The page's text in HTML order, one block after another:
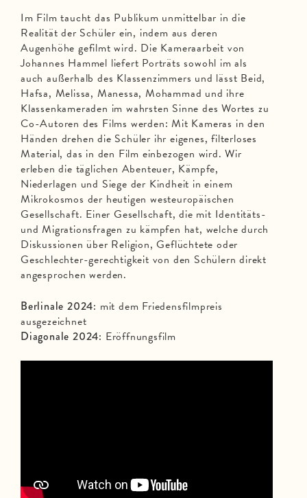
Im Film taucht das Publikum unmittelbar in die
Realität der Schüler ein, indem aus deren
Augenhöhe gefilmt wird. Die Kameraarbeit von
Johannes Hammel liefert Porträts sowohl im als
auch außerhalb des Klassenzimmers und lässt Beid,
Hafsa, Melissa, Manessa, Mohammad und ihre
Klassenkameraden im wahrsten Sinne des Wortes zu
Co-Autoren des Films werden: Mit Kameras in den
Händen drehen die Schüler ihr eigenes, filterloses
Material, das in den Film einbezogen wird. Wir
erleben die täglichen Abenteuer, Kämpfe,
Niederlagen und Siege der Kindheit in einem
Mikrokosmos der heutigen westeuropäischen
Gesellschaft. Einer Gesellschaft, die mit Identitäts-
und Migrationsfragen zu kämpfen hat, welche durch
Diskussionen über Religion, Geflüchtete oder
Geschlechter-gerechtigkeit von den Schülern direkt
angesprochen werden.
Berlinale 2024: mit dem Friedensfilmpreis
ausgezeichnet
Diagonale 2024: Eröffnungsfilm